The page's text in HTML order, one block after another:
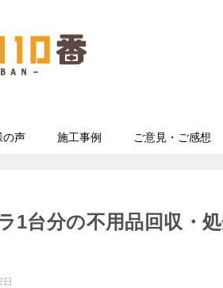
の声 施工事例 ご意見・ご感想
ラ1台分の不用品回収・